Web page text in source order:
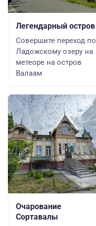
Легендарный остров
Совершите переход по
Ладожскому озеру на
метеоре на остров
Валаам
Очарование
Сортавалы